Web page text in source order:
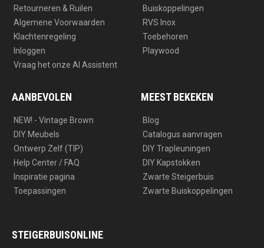
Retourneren & Ruilen
Algemene Voorwaarden
Klachtenregeling
Inloggen
Vraag het onze AI Assistent
Buiskoppelingen
RVS Inox
Toebehoren
Playwood
AANBEVOLEN
NEW! - Vintage Brown
DIY Meubels
Ontwerp Zelf (TIP)
Help Center / FAQ
Inspiratie pagina
Toepassingen
MEEST BEKEKEN
Blog
Catalogus aanvragen
DIY Trapleuningen
DIY Kapstokken
Zwarte Steigerbuis
Zwarte Buiskoppelingen
STEIGERBUISONLINE